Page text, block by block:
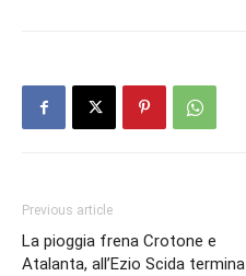
Previous article
La pioggia frena Crotone e
Atalanta, all’Ezio Scida termina